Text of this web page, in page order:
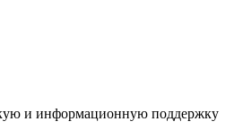
и информационную поддержку